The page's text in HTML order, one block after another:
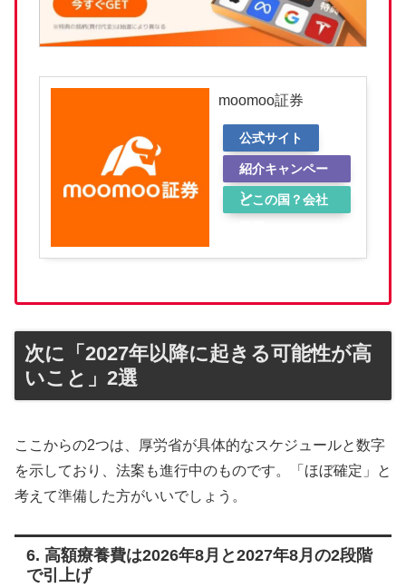
moomoo証券
公式サイト
紹介キャンペー
ン
どこの国？会社
次に「2027年以降に起きる可能性が高
いこと」2選
ここからの2つは、厚労省が具体的なスケジュールと数字
を示しており、法案も進行中のものです。「ほぼ確定」と
考えて準備した方がいいでしょう。
6. 高額療養費は2026年8月と2027年8月の2段階
で引上げ